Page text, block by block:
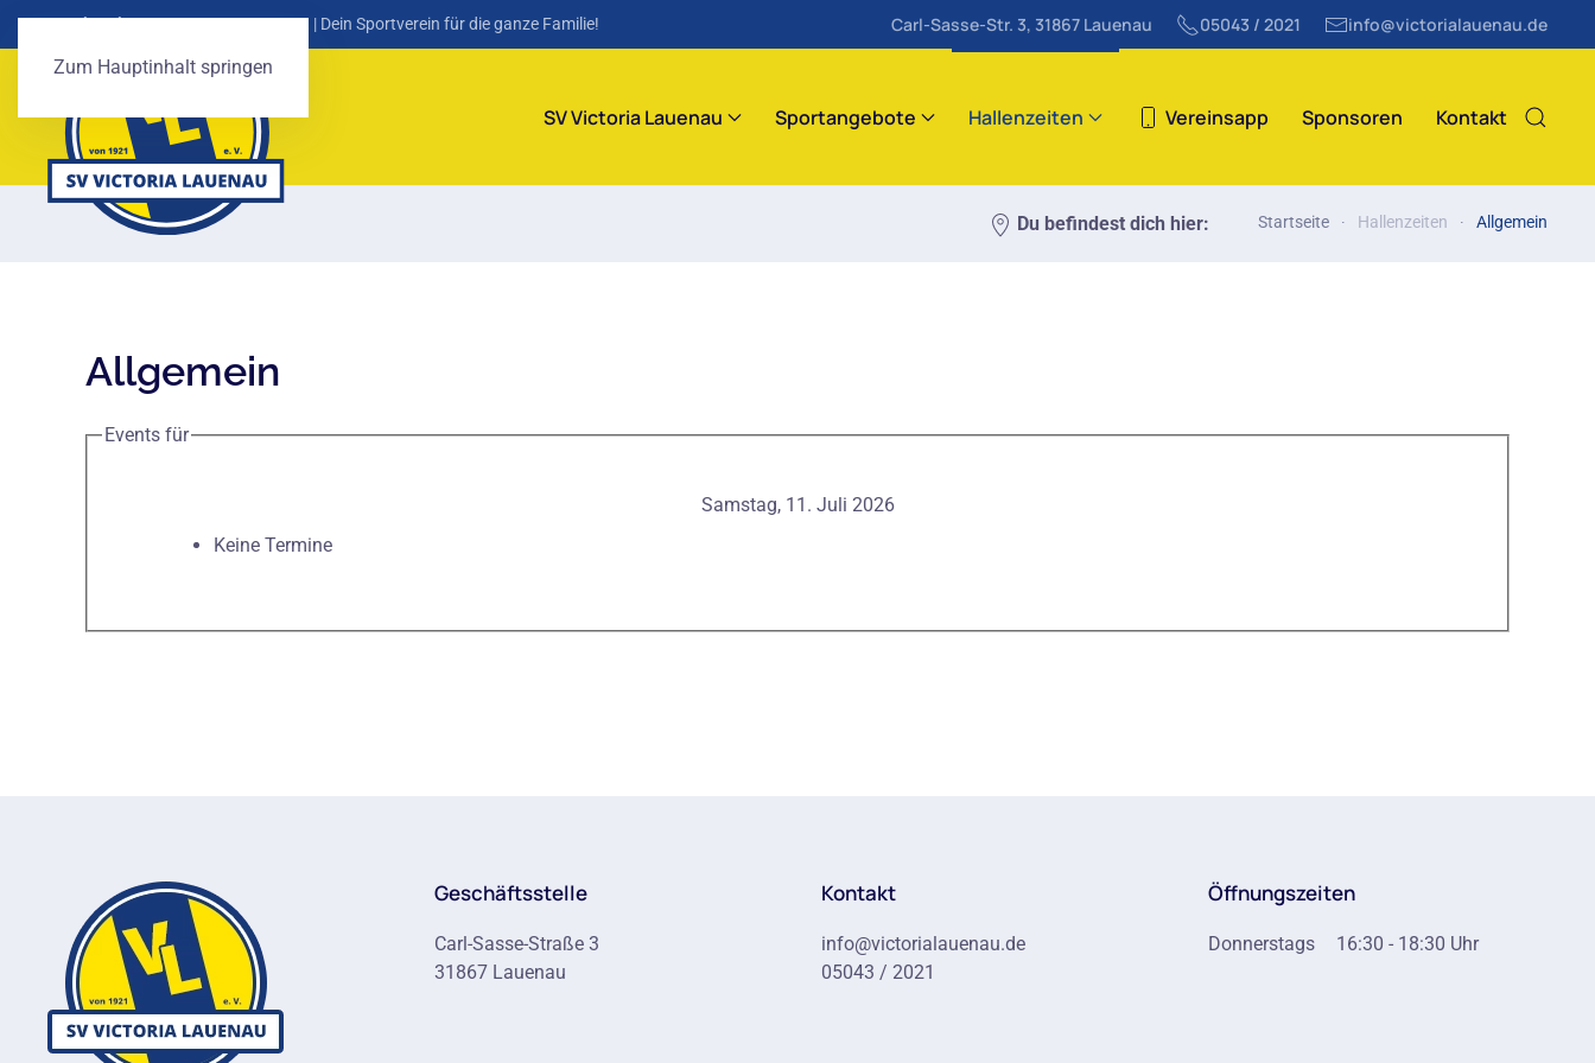
Zum Hauptinhalt springen
SV Victoria Lauenau von 1921 e. V. | Dein Sportverein für die ganze Familie! Carl-Sasse-Str. 3, 31867 Lauenau 05043 / 2021 info@victorialauenau.de
SV Victoria Lauenau Sportangebote Hallenzeiten Vereinsapp Sponsoren Kontakt
Du befindest dich hier: Startseite Hallenzeiten Allgemein
Allgemein
Events für
Samstag, 11. Juli 2026
Keine Termine
Geschäftsstelle
Carl-Sasse-Straße 3
31867 Lauenau
Kontakt
info@victorialauenau.de
05043 / 2021
Öffnungszeiten
Donnerstags 16:30 - 18:30 Uhr